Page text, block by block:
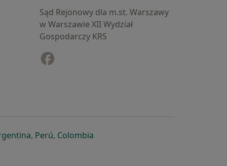
Sąd Rejonowy dla m.st. Warszawy
w Warszawie XII Wydział
Gospodarczy KRS
karcie
w nowej karcie
się w nowej karcie
otwiera się w nowej karcie
, Perúotwiera się w nowej karcie
, Colombiaotwiera się w nowej karcie